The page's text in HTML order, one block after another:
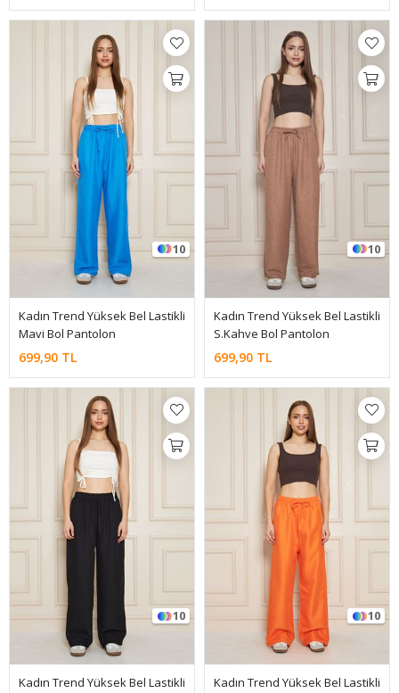
10
Kadın Trend Yüksek Bel Lastikli
Mavi Bol Pantolon
699,90 TL
10
Kadın Trend Yüksek Bel Lastikli
S.Kahve Bol Pantolon
699,90 TL
10
Kadın Trend Yüksek Bel Lastikli
10
Kadın Trend Yüksek Bel Lastikli